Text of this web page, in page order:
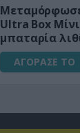
Ultra Box
μπαταρία
ΑΓΟΡΑΣΕ ΤΟ